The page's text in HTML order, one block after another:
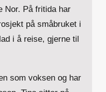
Nor. På fritida har
på småbruket i
i å reise, gjerne til
som voksen og har